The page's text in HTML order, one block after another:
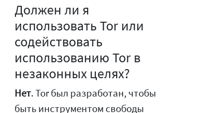
Должен ли я
использовать Tor или
содействовать
использованию Tor в
незаконных целях?
Нет. Tor был разработан, чтобы
быть инструментом свободы